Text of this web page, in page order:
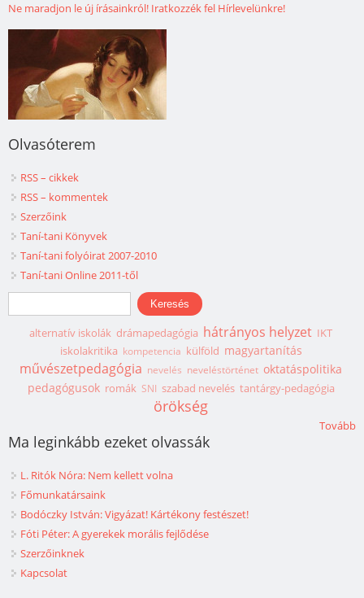
Ne maradjon le új írásainkról! Iratkozzék fel Hírlevelünkre!
Olvasóterem
RSS – cikkek
RSS – kommentek
Szerzőink
Taní-tani Könyvek
Taní-tani folyóirat 2007-2010
Taní-tani Online 2011-től
Keresés űrlap
Keresés
alternatív iskolák drámapedagógia hátrányos helyzet IKT
iskolakritika kompetencia külföld magyartanítás
művészetpedagógia nevelés neveléstörténet oktatáspolitika
pedagógusok romák SNI szabad nevelés tantárgy-pedagógia
örökség
Tovább
Ma leginkább ezeket olvassák
L. Ritók Nóra: Nem kellett volna
Főmunkatársaink
Bodóczky István: Vigyázat! Kártékony festészet!
Fóti Péter: A gyerekek morális fejlődése
Szerzőinknek
Kapcsolat